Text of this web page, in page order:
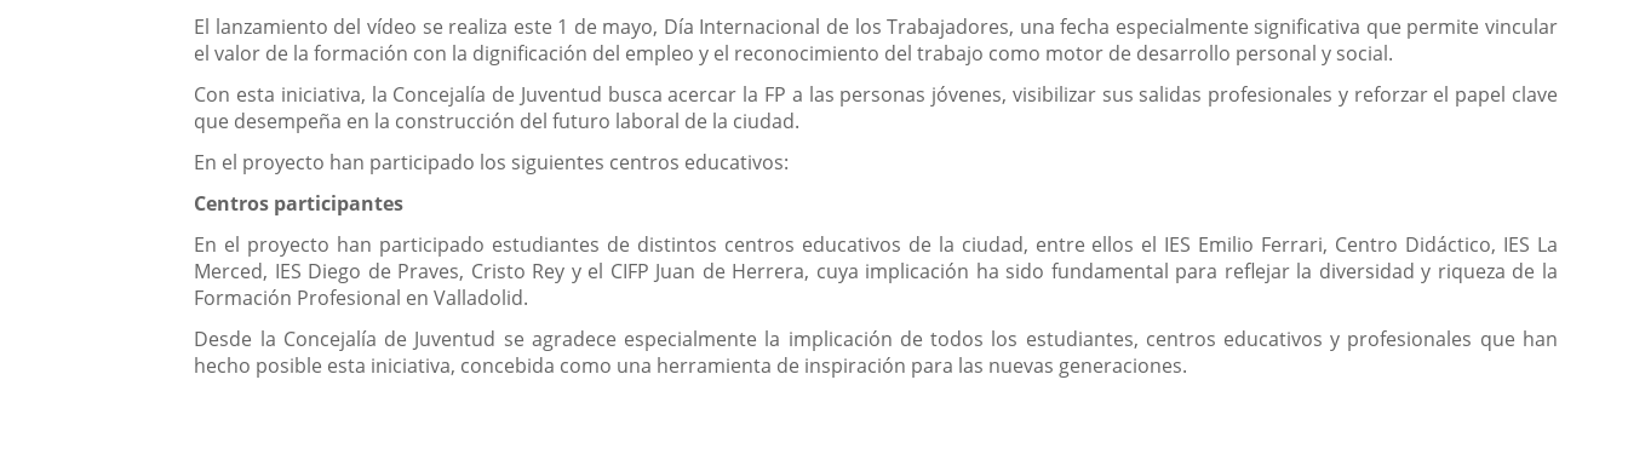
El lanzamiento del vídeo se realiza este 1 de mayo, Día Internacional de los Trabajadores, una fecha especialmente significativa que permite vincular
el valor de la formación con la dignificación del empleo y el reconocimiento del trabajo como motor de desarrollo personal y social.
Con esta iniciativa, la Concejalía de Juventud busca acercar la FP a las personas jóvenes, visibilizar sus salidas profesionales y reforzar el papel clave
que desempeña en la construcción del futuro laboral de la ciudad.
En el proyecto han participado los siguientes centros educativos:
Centros participantes
En el proyecto han participado estudiantes de distintos centros educativos de la ciudad, entre ellos el IES Emilio Ferrari, Centro Didáctico, IES La
Merced, IES Diego de Praves, Cristo Rey y el CIFP Juan de Herrera, cuya implicación ha sido fundamental para reflejar la diversidad y riqueza de la
Formación Profesional en Valladolid.
Desde la Concejalía de Juventud se agradece especialmente la implicación de todos los estudiantes, centros educativos y profesionales que han
hecho posible esta iniciativa, concebida como una herramienta de inspiración para las nuevas generaciones.